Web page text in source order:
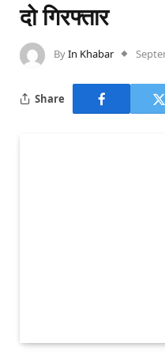
दो गिरफ्तार
ByIn Khabar
Share